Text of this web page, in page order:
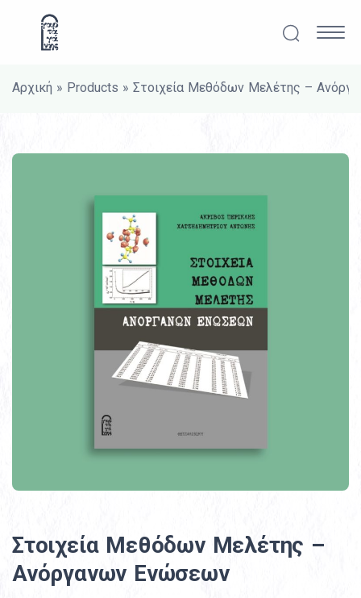
Μετάβαση στο περιεχόμενο
Αρχική » Products » Στοιχεία Μεθόδων Μελέτης –
Στοιχεία Μεθόδων Μελέτης –
Ανόργανων Ενώσεων